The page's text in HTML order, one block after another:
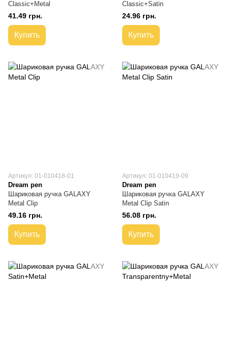
Classic+Metal
41.49 грн.
Купить
Classic+Satin
24.96 грн.
Купить
Артикул: 01-010418-01
Dream pen
Шариковая ручка GALAXY
Metal Clip
49.16 грн.
Купить
Артикул: 01-010419-09
Dream pen
Шариковая ручка GALAXY
Metal Clip Satin
56.08 грн.
Купить